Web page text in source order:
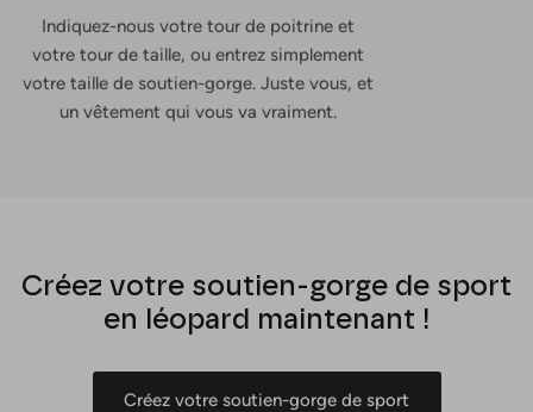
Indiquez-nous votre tour de poitrine et
votre tour de taille, ou entrez simplement
votre taille de soutien-gorge. Juste vous, et
un vêtement qui vous va vraiment.
Créez votre soutien-gorge de sport
en léopard maintenant !
Créez votre soutien-gorge de sport